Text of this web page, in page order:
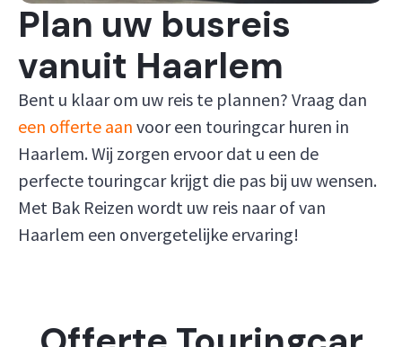
Plan uw busreis
vanuit Haarlem
Bent u klaar om uw reis te plannen? Vraag dan
een offerte aan voor een touringcar huren in
Haarlem. Wij zorgen ervoor dat u een de
perfecte touringcar krijgt die pas bij uw wensen.
Met Bak Reizen wordt uw reis naar of van
Haarlem een onvergetelijke ervaring!